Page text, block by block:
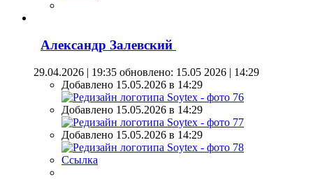
Александр Залевский
29.04.2026 | 19:35 обновлено: 15.05 2026 | 14:29
Добавлено 15.05.2026 в 14:29
Добавлено 15.05.2026 в 14:29
Добавлено 15.05.2026 в 14:29
Ссылка